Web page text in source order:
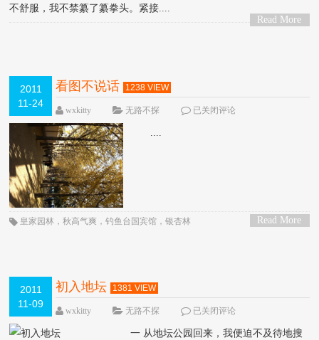
不舒服，我不禁纂了纂拳头。紧接....
Read More
2011
11-24
看图不说话 1238 VIEW
wxkitty 无路不探 已关闭评论
....
Read More
皇家园林 ，秋高气爽 ，钓鱼台国宾馆 ，银杏林
2011
11-09
初入地坛 1381 VIEW
wxkitty 无路不探 已关闭评论
一 从地坛公园回来，我便迫不及待地搜